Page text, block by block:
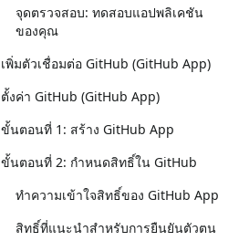
จุดตรวจสอบ: ทดสอบแอปพลิเคชัน
ของคุณ
เพิ่มตัวเชื่อมต่อ GitHub (GitHub App)
ตั้งค่า GitHub (GitHub App)
ขั้นตอนที่ 1: สร้าง GitHub App
ขั้นตอนที่ 2: กำหนดสิทธิ์ใน GitHub
ทำความเข้าใจสิทธิ์ของ GitHub App
สิทธิ์ที่แนะนำสำหรับการยืนยันตัวตน